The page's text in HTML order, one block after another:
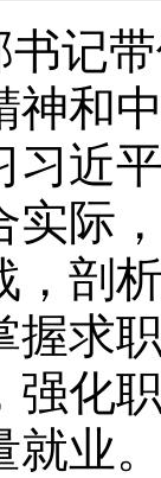
记
神和
习近
实际
，剖
握求
强化
就业